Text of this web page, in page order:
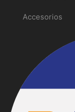
Accesorios